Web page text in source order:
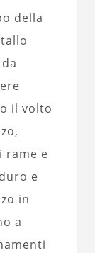
della
il volto
rame e
e
in
a